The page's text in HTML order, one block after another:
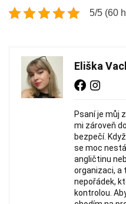
5/5 (60
Eliška
Psaní je můj
mi zároveň
bezpečí.
se moc
angličtinu
organizaci, a
nepořádek,
kontrolou.